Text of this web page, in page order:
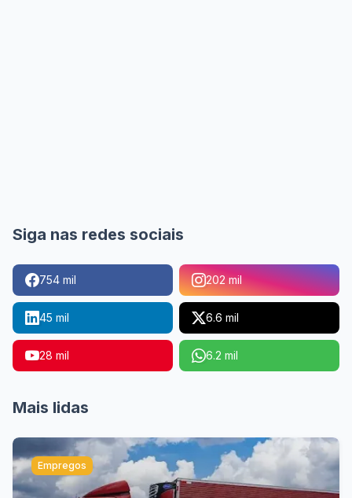
Siga nas redes sociais
754 mil 202 mil
45 mil 6.6 mil
28 mil 6.2 mil
Mais lidas
Empregos